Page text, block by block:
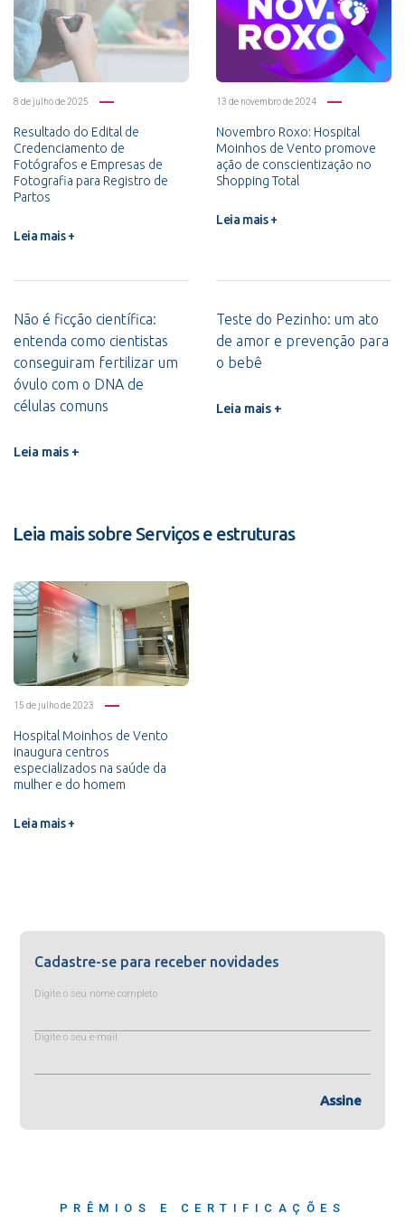
8 de julho de 2025
Resultado do Edital de
Credenciamento de
Fotógrafos e Empresas de
Fotografia para Registro de
Partos
Leia mais +
13 de novembro de 2024
Novembro Roxo: Hospital
Moinhos de Vento promove
ação de conscientização no
Shopping Total
Leia mais +
Não é ficção científica:
entenda como cientistas
conseguiram fertilizar um
óvulo com o DNA de
células comuns
Leia mais +
Teste do Pezinho: um ato
de amor e prevenção para
o bebê
Leia mais +
Leia mais sobre Serviços e estruturas
15 de julho de 2023
Hospital Moinhos de Vento
inaugura centros
especializados na saúde da
mulher e do homem
Leia mais +
Cadastre-se para receber novidades
Digite o seu nome completo
Digite o seu e-mail
Assine
PRÊMIOS E CERTIFICAÇÕES